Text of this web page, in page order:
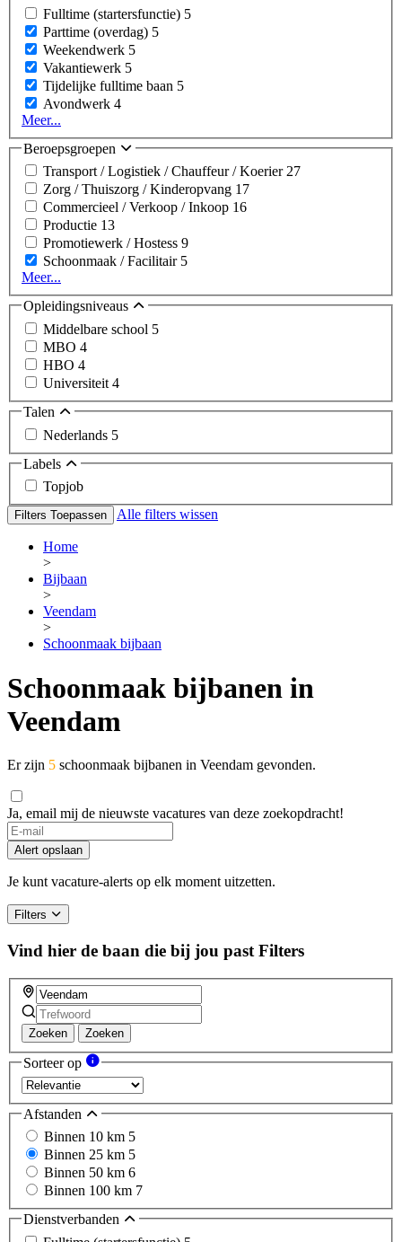
Fulltime (startersfunctie) 5
Parttime (overdag) 5
Weekendwerk 5
Vakantiewerk 5
Tijdelijke fulltime baan 5
Avondwerk 4
Meer...
Beroepsgroepen
Transport / Logistiek / Chauffeur / Koerier27
Zorg / Thuiszorg / Kinderopvang 17
Commercieel / Verkoop / Inkoop 16
Productie 13
Promotiewerk / Hostess 9
Schoonmaak / Facilitair 5
Meer...
Opleidingsniveaus
Middelbare school 5
MBO 4
HBO 4
Universiteit 4
Talen
Nederlands 5
Labels
Topjob
Filters Toepassen Alle filters wissen
Home
>
Bijbaan
>
Veendam
>
Schoonmaak bijbaan
Schoonmaak bijbanen in
Veendam
Er zijn 5 schoonmaak bijbanen in Veendam gevonden.
Ja, email mij de nieuwste vacatures van deze zoekopdracht!
Alert opslaan
Je kunt vacature-alerts op elk moment uitzetten.
Filters
Vind hier de baan die bij jou past Filters
Zoeken Zoeken
Sorteer op
Afstanden
Binnen 10 km 5
Binnen 25 km 5
Binnen 50 km 6
Binnen 100 km 7
Dienstverbanden